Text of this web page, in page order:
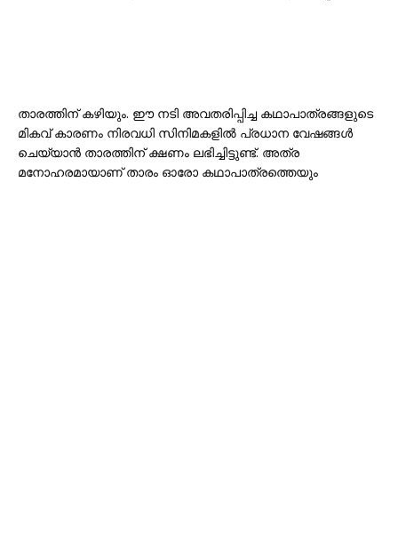
താരത്തിന് കഴിയും. ഈ നടി അവതരിപ്പിച്ച കഥാപാത്രങ്ങളുടെ
മികവ് കാരണം നിരവധി സിനിമകളിൽ പ്രധാന വേഷങ്ങൾ
ചെയ്യാൻ താരത്തിന് ക്ഷണം ലഭിച്ചിട്ടുണ്ട്. അത്ര
മനോഹരമായാണ് താരം ഓരോ കഥാപാത്രത്തെയും